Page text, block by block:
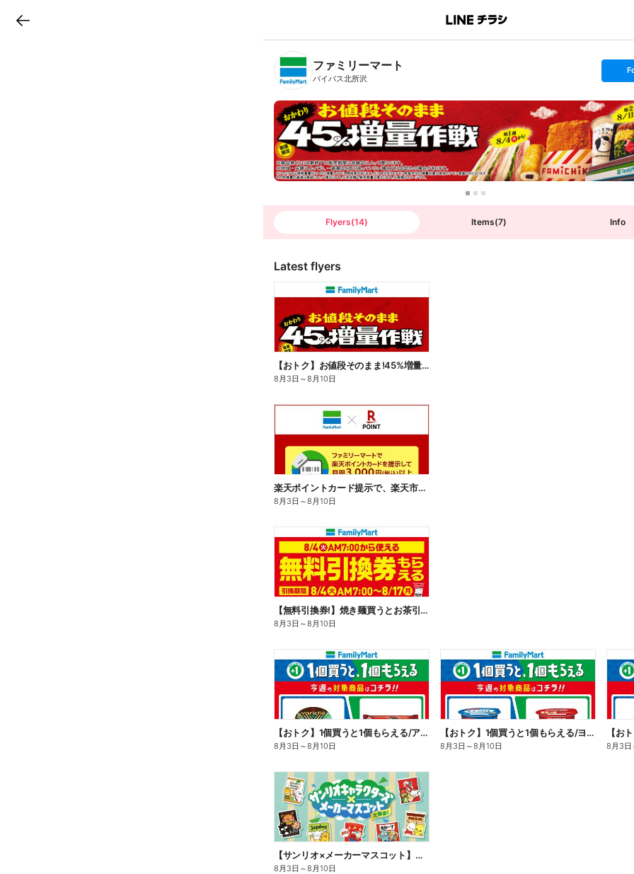
B
n
T
ファミリーマート
バイパス北所沢
s
t
o
l
l
o
w
Flyers(14) Items(7) Info
Latest flyers
【おトク】お値段そのまま!45%増量作戦!
8月3日 ～8月10日
楽天ポイントカード提示で、楽天市場でのお買い物がおトクに!
8月3日 ～8月10日
【無料引換券!】焼き麺買うとお茶引換券貰える!
8月3日 ～8月10日
【おトク】1個買うと1個もらえる/アイス
8月3日 ～8月10日
【おトク】1個買うと1個もらえる/ヨーグルト
8月3日 ～8月10日
【お
8月3日
【サンリオ×メーカーマスコット】オリジナルグッズ貰える!
8月3日 ～8月10日